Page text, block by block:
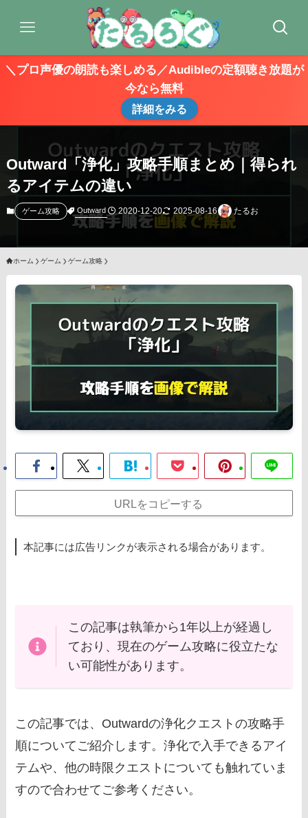
＼プロ声優の朗読も楽しめる／Audibleの定額聴き放題が
今なら無料
詳細をみる
Outward「浄化」攻略手順まとめ｜得られ
るアイテムの違い
ゲーム攻略 Outward 2020-12-20 2025-08-16 たるお
ホーム ゲーム ゲーム攻略
URLをコピーする
本記事には広告リンクが表示される場合があります。
この記事は執筆から1年以上が経過し
ており、現在のゲーム攻略に役立たな
い可能性があります。
この記事では、Outwardの浄化クエストの攻略手
順についてご紹介します。浄化で入手できるアイ
テムや、他の時限クエストについても触れていま
すので合わせてご参考ください。